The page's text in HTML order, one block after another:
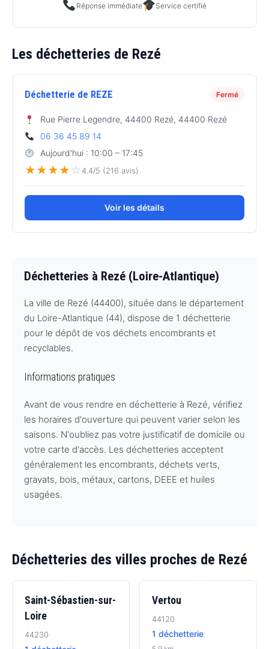
Réponse immédiate Service certifié
Les déchetteries de Rezé
Déchetterie de REZE Fermé
Rue Pierre Legendre, 44400 Rezé, 44400 Rezé
06 36 45 89 14
Aujourd'hui : 10:00 – 17:45
★★★★☆ 4.4/5 (216 avis)
Voir les détails
Déchetteries à Rezé (Loire-Atlantique)
La ville de Rezé (44400), située dans le département
du Loire-Atlantique (44), dispose de 1 déchetterie
pour le dépôt de vos déchets encombrants et
recyclables.
Informations pratiques
Avant de vous rendre en déchetterie à Rezé, vérifiez
les horaires d'ouverture qui peuvent varier selon les
saisons. N'oubliez pas votre justificatif de domicile ou
votre carte d'accès. Les déchetteries acceptent
généralement les encombrants, déchets verts,
gravats, bois, métaux, cartons, DEEE et huiles
usagées.
Déchetteries des villes proches de Rezé
Saint-Sébastien-sur-
Loire
44230
Vertou
44120
1 déchetterie